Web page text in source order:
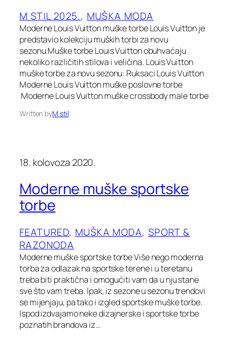
M STIL 2025., MUŠKA MODA
Moderne Louis Vuitton muške torbe Louis Vuitton je
predstavio kolekciju muških torbi za novu
sezonu.Muške torbe Louis Vuitton obuhvaćaju
nekoliko različitih stilova i veličina. Louis Vuitton
muške torbe za novu sezonu: Ruksaci Louis Vuitton
Moderne Louis Vuitton muške poslovne torbe
Moderne Louis Vuitton muške crossbody male torbe
Written byM stil
18. kolovoza 2020.
Moderne muške sportske
torbe
FEATURED, MUŠKA MODA, SPORT &
RAZONODA
Moderne muške sportske torbe Više nego moderna
torba za odlazak na sportske terene i u teretanu
treba biti praktična i omogućiti vam da u nju stane
sve što vam treba. Ipak, iz sezone u sezonu trendovi
se mijenjaju, pa tako i izgled sportske muške torbe.
Ispod izdvajamo neke dizajnerske i sportske torbe
poznatih brandova iz…